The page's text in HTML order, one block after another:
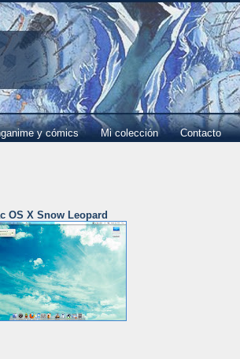
y cómics Mi colección Contacto
OS X Snow Leopard